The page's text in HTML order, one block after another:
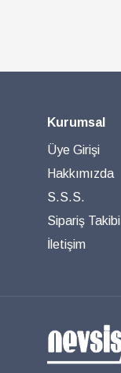
Kurumsal
Üye Girişi
Hakkımızda
S.S.S.
Sipariş Takibi
İletişim